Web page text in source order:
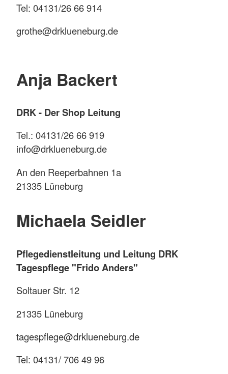
Tel: 04131/26 66 914
grothe@drklueneburg.de
Anja Backert
DRK - Der Shop Leitung
Tel.: 04131/26 66 919
info@drklueneburg.de
An den Reeperbahnen 1a
21335 Lüneburg
Michaela Seidler
Pflegedienstleitung und Leitung DRK
Tagespflege "Frido Anders"
Soltauer Str. 12
21335 Lüneburg
tagespflege@drklueneburg.de
Tel: 04131/ 706 49 96